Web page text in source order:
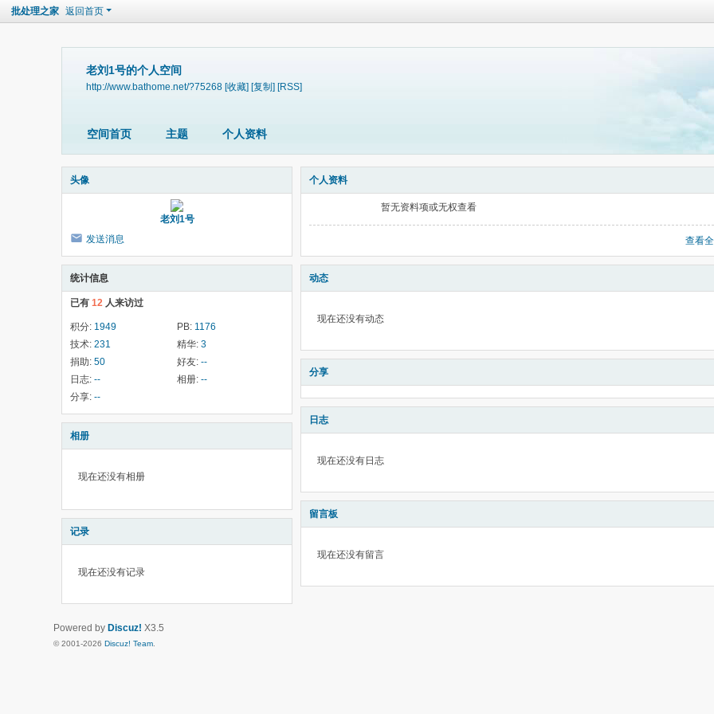
批处理之家 返回首页
老刘1号的个人空间
http://www.bathome.net/?75268 [收藏] [复制] [RSS]
空间首页 主题 个人资料
头像
老刘1号
发送消息
统计信息
已有 12 人来访过
积分: 1949 PB: 1176
技术: 231 精华: 3
捐助: 50 好友: --
日志: -- 相册: --
分享: --
相册
现在还没有相册
记录
现在还没有记录
个人资料
暂无资料项或无权查看
查看
动态
现在还没有动态
分享
日志
现在还没有日志
留言板
现在还没有留言
Powered by Discuz! X3.5
© 2001-2026 Discuz! Team